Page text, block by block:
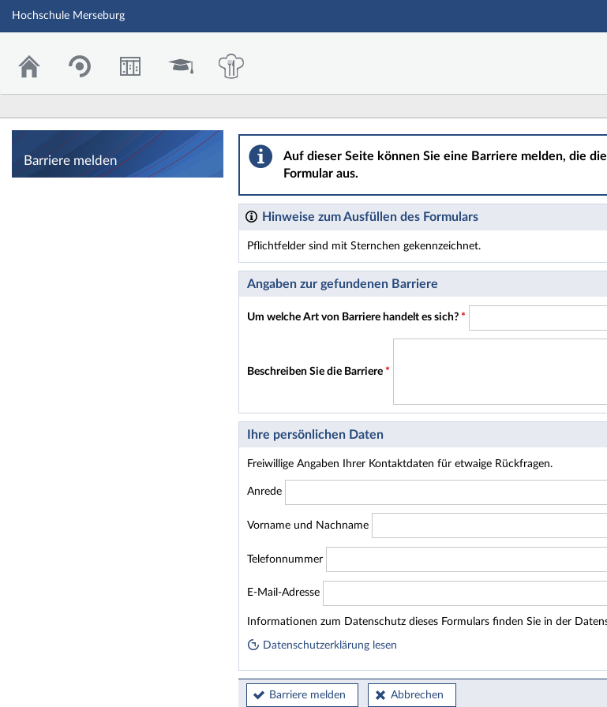
Hauptnavigation
Hochschule Merseburg
Barriere melden
Barriere melden
Auf dieser Seite können Sie eine Barriere melden, die
Formular aus.
Hinweise zum Ausfüllen des Formulars
Pflichtfelder sind mit Sternchen gekennzeichnet.
Dieses Formular enthält Pflichtfelder.
Angaben zur gefundenen Barriere
Um welche Art von Barriere handelt es sich? *
Beschreiben Sie die Barriere *
Ihre persönlichen Daten
Freiwillige Angaben Ihrer Kontaktdaten für etwaige Rückfragen.
Anrede
Vorname und Nachname
Telefonnummer
E-Mail-Adresse
Homepage
Informationen zum Datenschutz dieses Formulars finden Sie in der
Datenschutzerklärung lesen
Barriere melden Abbrechen